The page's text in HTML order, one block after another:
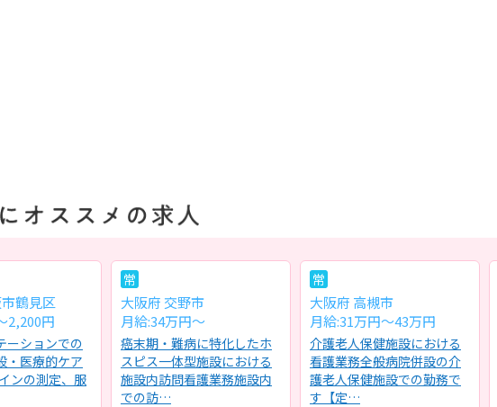
鶴見区
2,200円
ーションでの
・医療的ケア
ンの測定、服
常
大阪府 交野市
月給:34万円～
癌末期・難病に特化したホ
スピス一体型施設における
施設内訪問看護業務施設内
での訪…
常
大阪府 高槻市
月給:31万円～43万円
介護老人保健施設における
看護業務全般病院併設の介
護老人保健施設での勤務で
す【定…